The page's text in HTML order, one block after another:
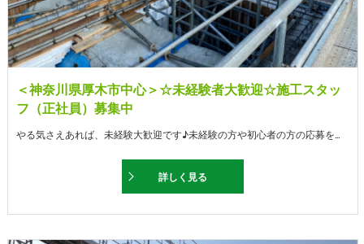
＜神奈川県厚木市中心＞☆未経験者大歓迎☆施工スタッ
フ（正社員）募集中
やる気さえあれば、未経験大歓迎です♪未経験の方や初心者の方の応募を歓迎しております。 また、それと同時に経験者の方優遇◎ 若い方、ご年配の方問わず幅広く求人募集中です！ 基本的なサービスとして足場工事や鉄骨建て方等に励みながら、暮らしている方の命を守る建物造りに取り組んでおります。
詳しく見る